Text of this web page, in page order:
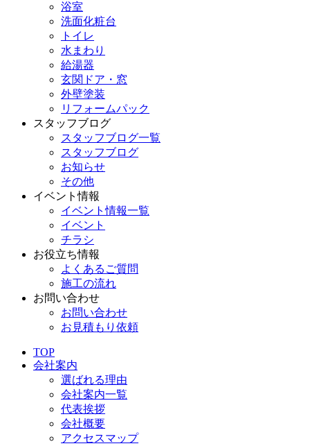
浴室
洗面化粧台
トイレ
水まわり
給湯器
玄関ドア・窓
外壁塗装
リフォームパック
スタッフブログ
スタッフブログ一覧
スタッフブログ
お知らせ
その他
イベント情報
イベント情報一覧
イベント
チラシ
お役立ち情報
よくあるご質問
施工の流れ
お問い合わせ
お問い合わせ
お見積もり依頼
TOP
会社案内
選ばれる理由
会社案内一覧
代表挨拶
会社概要
アクセスマップ